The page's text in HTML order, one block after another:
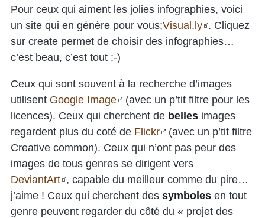
Pour ceux qui aiment les jolies infographies, voici
un site qui en génère pour vous;Visual.ly . Cliquez
sur create permet de choisir des infographies…
c’est beau, c’est tout ;-)
Ceux qui sont souvent à la recherche d’images
utilisent Google Image
(avec un p’tit filtre pour les
licences). Ceux qui cherchent de belles images
regardent plus du coté de Flickr
(avec un p’tit filtre
Creative common). Ceux qui n’ont pas peur des
images de tous genres se dirigent vers
DeviantArt , capable du meilleur comme du pire…
j’aime ! Ceux qui cherchent des symboles en tout
genre peuvent regarder du côté du « projet des